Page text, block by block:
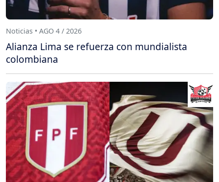
Noticias • AGO 4 / 2026
Alianza Lima se refuerza con mundialista
colombiana